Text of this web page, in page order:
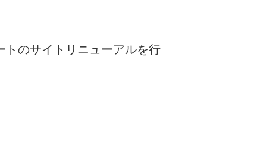
トのサイトリニューアルを行